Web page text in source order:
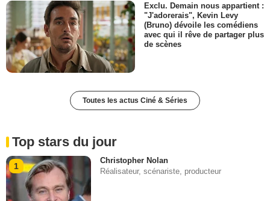
Exclu. Demain nous appartient :
"J'adorerais", Kevin Levy
(Bruno) dévoile les comédiens
avec qui il rêve de partager plus
de scènes
Toutes les actus Ciné & Séries
Top stars du jour
1
Christopher Nolan
Réalisateur, scénariste, producteur